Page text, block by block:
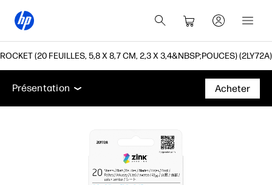
(20 FEUILLES, 5,8 X 8,7 CM, 2,3 X 3,4&NBSP;POUCES) (2LY72A)
Présentation
Assistance
Présentation
Acheter